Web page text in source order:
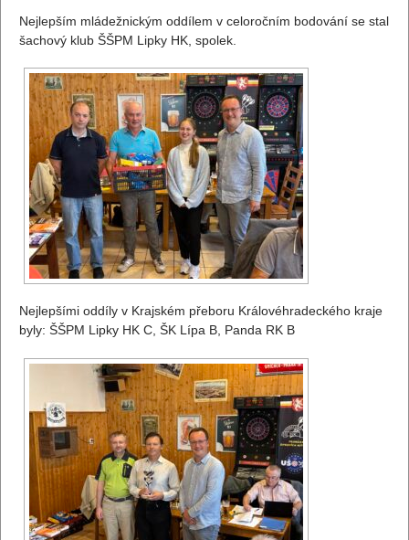
Nejlepším mládežnickým oddílem v celoročním bodování se stal
šachový klub ŠŠPM Lipky HK, spolek.
Nejlepšími oddíly v Krajském přeboru Královéhradeckého kraje
byly: ŠŠPM Lipky HK C, ŠK Lípa B, Panda RK B